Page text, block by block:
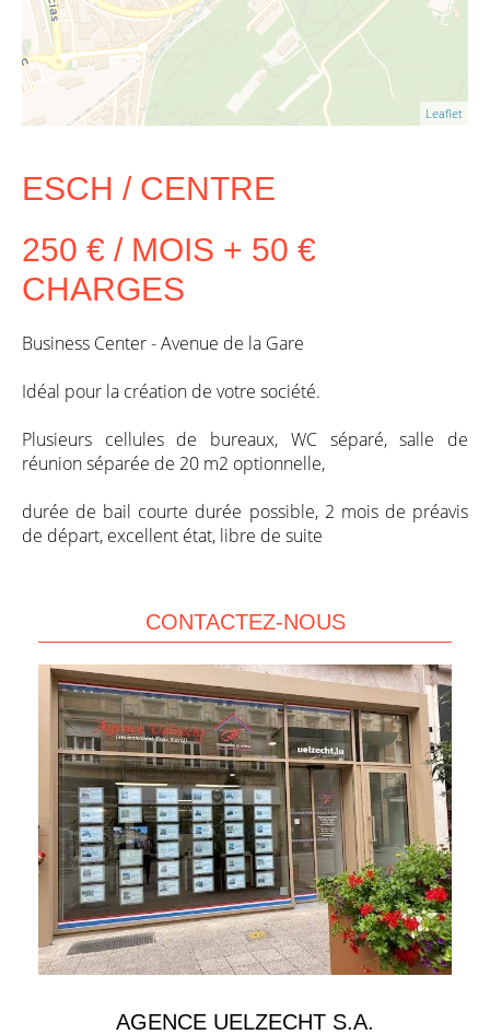
Leaflet
ESCH / CENTRE
250 € / MOIS + 50 €
CHARGES
Business Center - Avenue de la Gare
Idéal pour la création de votre société.
Plusieurs cellules de bureaux, WC séparé, salle de
réunion séparée de 20 m2 optionnelle,
durée de bail courte durée possible, 2 mois de préavis
de départ, excellent état, libre de suite
CONTACTEZ-NOUS
AGENCE UELZECHT S.A.